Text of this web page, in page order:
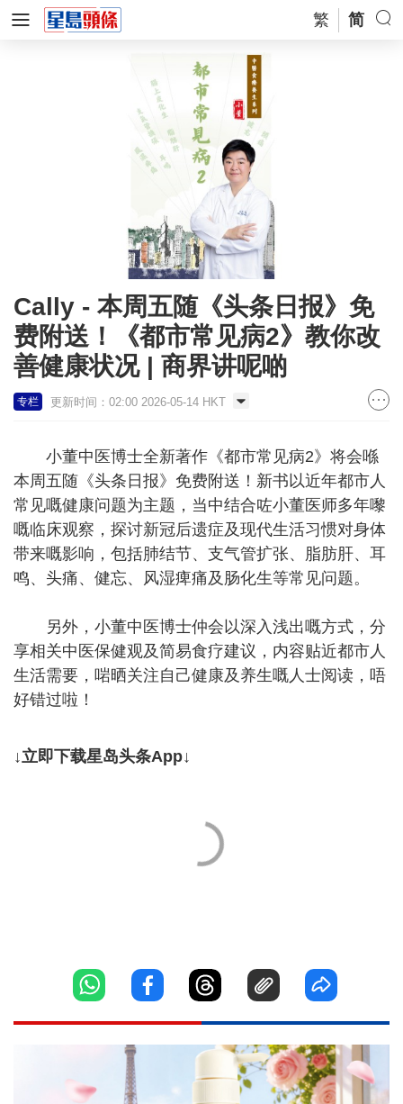
繁 简
Cally - 本周五随《头条日报》免
费附送！《都市常见病2》教你改
善健康状况 | 商界讲呢啲
专栏 更新时间：02:00 2026-05-14 HKT
小董中医博士全新著作《都市常见病2》将会喺
本周五随《头条日报》免费附送！新书以近年都市人
常见嘅健康问题为主题，当中结合咗小董医师多年嚟
嘅临床观察，探讨新冠后遗症及现代生活习惯对身体
带来嘅影响，包括肺结节、支气管扩张、脂肪肝、耳
鸣、头痛、健忘、风湿痺痛及肠化生等常见问题。
另外，小董中医博士仲会以深入浅出嘅方式，分
享相关中医保健观及简易食疗建议，内容贴近都市人
生活需要，啱晒关注自己健康及养生嘅人士阅读，唔
好错过啦！
↓立即下载星岛头条App↓